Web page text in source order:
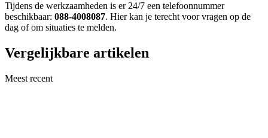
Tijdens de werkzaamheden is er 24/7 een telefoonnummer
beschikbaar: 088-4008087. Hier kan je terecht voor vragen op de
dag of om situaties te melden.
Vergelijkbare artikelen
Meest recent